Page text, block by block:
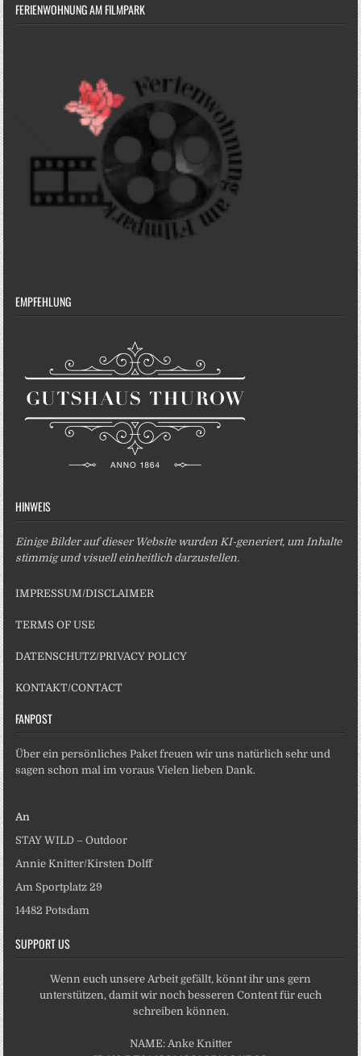
FERIENWOHNUNG AM FILMPARK
EMPFEHLUNG
HINWEIS
Einige Bilder auf dieser Website wurden KI-generiert, um Inhalte
stimmig und visuell einheitlich darzustellen.
IMPRESSUM/DISCLAIMER
TERMS OF USE
DATENSCHUTZ/PRIVACY POLICY
KONTAKT/CONTACT
FANPOST
Über ein persönliches Paket freuen wir uns natürlich sehr und
sagen schon mal im voraus Vielen lieben Dank.
An
STAY WILD – Outdoor
Annie Knitter/Kirsten Dolff
Am Sportplatz 29
14482 Potsdam
SUPPORT US
Wenn euch unsere Arbeit gefällt, könnt ihr uns gern
unterstützen, damit wir noch besseren Content für euch
schreiben können.
NAME: Anke Knitter